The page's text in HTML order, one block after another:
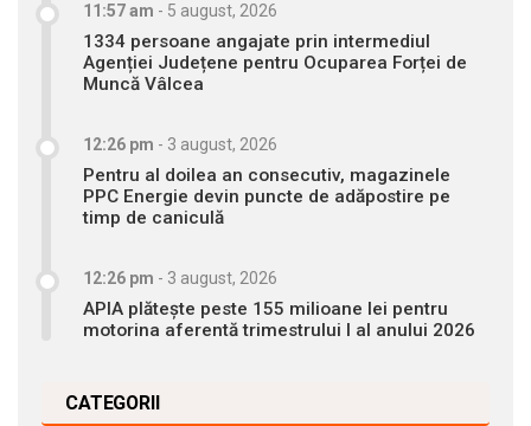
11:57 am - 5 august, 2026
1334 persoane angajate prin intermediul
Agenției Județene pentru Ocuparea Forței de
Muncă Vâlcea
12:26 pm - 3 august, 2026
Pentru al doilea an consecutiv, magazinele
PPC Energie devin puncte de adăpostire pe
timp de caniculă
12:26 pm - 3 august, 2026
APIA plătește peste 155 milioane lei pentru
motorina aferentă trimestrului I al anului 2026
CATEGORII